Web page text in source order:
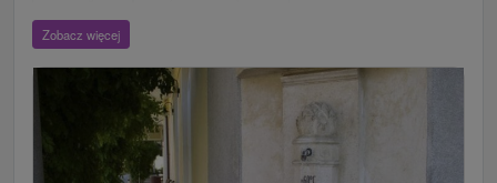
Wieże obserwacyjne i chodniki
Escaperoom
Loty widokowe i rejsy wycieczkowe
Tarcze
Jeziora, jeziora, zbiorniki wodne
Zabytki techniki
Wodospady
Kościoły drewniane Zamki, pałace, ruiny
Aquaparki, baseny
Jazda konna
Zobacz więcej